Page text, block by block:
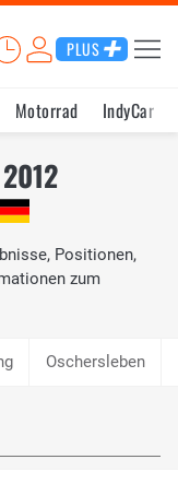
PLUS
Motorrad IndyCar
Positionen,
zum
Oschersleben